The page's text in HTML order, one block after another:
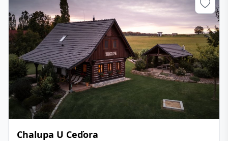
Chalupa U Ceďora